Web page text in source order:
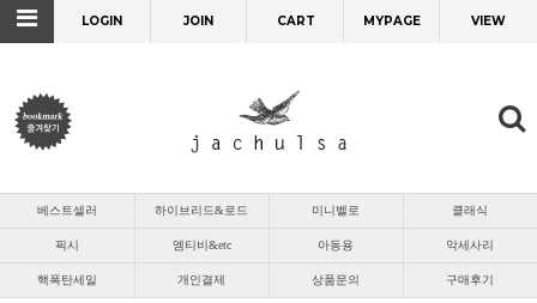
LOGIN JOIN CART MYPAGE VIEW
베스트셀러 하이브리드&로드 미니벨로 클래식
픽시 엠티비&etc 아동용 악세사리
핵폭탄세일 개인결제 상품문의 구매후기